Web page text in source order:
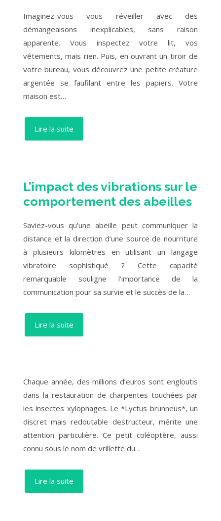
Imaginez-vous vous réveiller avec des
démangeaisons inexplicables, sans raison
apparente. Vous inspectez votre lit, vos
vêtements, mais rien. Puis, en ouvrant un tiroir de
votre bureau, vous découvrez une petite créature
argentée se faufilant entre les papiers. Votre
maison est…
Lire la suite
L’impact des vibrations sur le
comportement des abeilles
Saviez-vous qu’une abeille peut communiquer la
distance et la direction d’une source de nourriture
à plusieurs kilomètres en utilisant un langage
vibratoire sophistiqué ? Cette capacité
remarquable souligne l’importance de la
communication pour sa survie et le succès de la…
Lire la suite
Chaque année, des millions d’euros sont engloutis
dans la restauration de charpentes touchées par
les insectes xylophages. Le *Lyctus brunneus*, un
discret mais redoutable destructeur, mérite une
attention particulière. Ce petit coléoptère, aussi
connu sous le nom de vrillette du…
Lire la suite